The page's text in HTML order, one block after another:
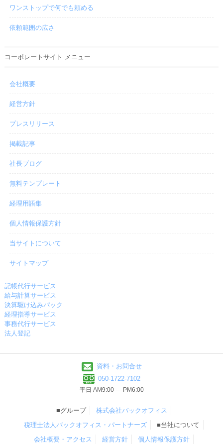
ワンストップで何でも頼める
依頼範囲の広さ
コーポレートサイト メニュー
会社概要
経営方針
プレスリリース
掲載記事
社長ブログ
無料テンプレート
経理用語集
個人情報保護方針
当サイトについて
サイトマップ
記帳代行サービス
給与計算サービス
決算駆け込みパック
経理指導サービス
事務代行サービス
法人登記
資料・お問合せ
050-1722-7102
平日 AM9:00 ― PM6:00
■グループ
株式会社バックオフィス
税理士法人バックオフィス・パートナーズ
■当社について
会社概要・アクセス
経営方針 個人情報保護方針